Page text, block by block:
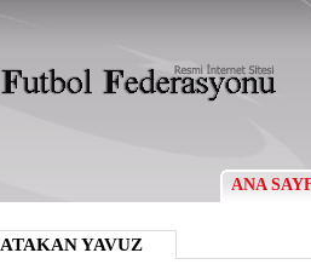
ANA
ATAKAN YAVUZ